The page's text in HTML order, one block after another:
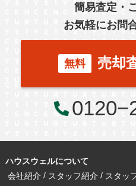
簡易査定・
お気軽にお問
無料 売却
ハウスウェルについて
会社紹介
スタッフ紹介
スタッ